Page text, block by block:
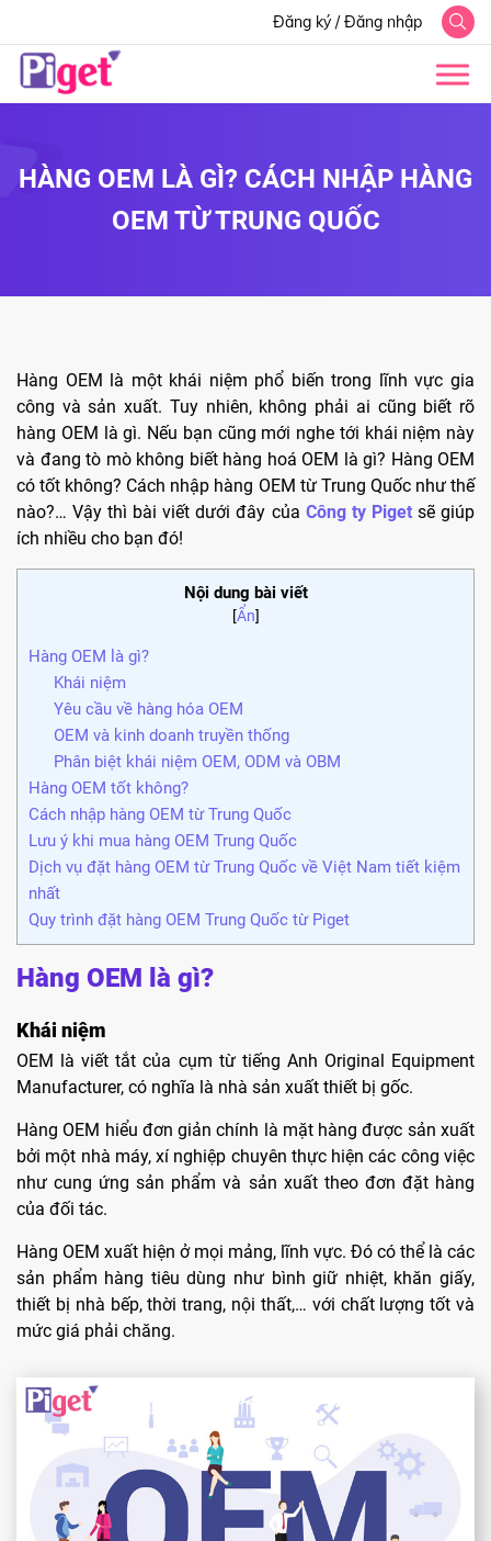
Đăng ký /Đăng nhập
HÀNG OEM LÀ GÌ? CÁCH NHẬP HÀNG
OEM TỪ TRUNG QUỐC
Hàng OEM là một khái niệm phổ biến trong lĩnh vực gia
công và sản xuất. Tuy nhiên, không phải ai cũng biết rõ
hàng OEM là gì. Nếu bạn cũng mới nghe tới khái niệm này
và đang tò mò không biết hàng hoá OEM là gì? Hàng OEM
có tốt không? Cách nhập hàng OEM từ Trung Quốc như thế
nào?… Vậy thì bài viết dưới đây của Công ty Pigetsẽ giúp
ích nhiều cho bạn đó!
Nội dung bài viết
[Ẩn]
Hàng OEM là gì?
Khái niệm
Yêu cầu về hàng hóa OEM
OEM và kinh doanh truyền thống
Phân biệt khái niệm OEM, ODM và OBM
Hàng OEM tốt không?
Cách nhập hàng OEM từ Trung Quốc
Lưu ý khi mua hàng OEM Trung Quốc
Dịch vụ đặt hàng OEM từ Trung Quốc về Việt Nam tiết kiệm
nhất
Quy trình đặt hàng OEM Trung Quốc từ Piget
Hàng OEM là gì?
Khái niệm
OEM là viết tắt của cụm từ tiếng Anh Original Equipment
Manufacturer, có nghĩa là nhà sản xuất thiết bị gốc.
Hàng OEM hiểu đơn giản chính là mặt hàng được sản xuất
bởi một nhà máy, xí nghiệp chuyên thực hiện các công việc
như cung ứng sản phẩm và sản xuất theo đơn đặt hàng
của đối tác.
Hàng OEM xuất hiện ở mọi mảng, lĩnh vực. Đó có thể là các
sản phẩm hàng tiêu dùng như bình giữ nhiệt, khăn giấy,
thiết bị nhà bếp, thời trang, nội thất,… với chất lượng tốt và
mức giá phải chăng.